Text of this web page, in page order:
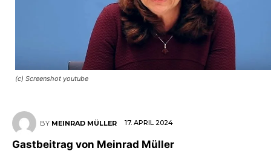
(c) Screenshot youtube
BY MEINRAD MÜLLER 17. APRIL 2024
Gastbeitrag von Meinrad Müller